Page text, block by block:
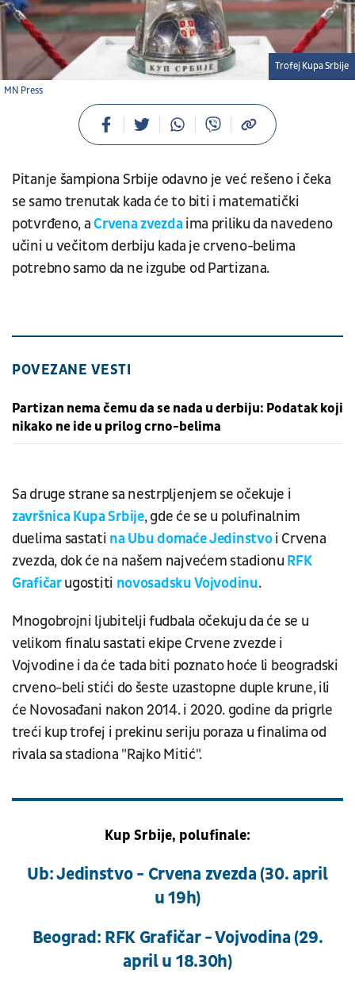
MN Press
Trofej Kupa Srbije
Pitanje šampiona Srbije odavno je već rešeno i čeka
se samo trenutak kada će to biti i matematički
potvrđeno, aCrvena zvezdaima priliku da navedeno
učini u večitom derbiju kada je crveno-belima
potrebno samo da ne izgube od Partizana.
POVEZANE VESTI
Partizan nema čemu da se nada u derbiju: Podatak koji
nikako ne ide u prilog crno-belima
Sa druge strane sa nestrpljenjem se očekuje i
završnica Kupa Srbije, gde će se u polufinalnim
duelima sastati na Ubu domaće Jedinstvoi Crvena
zvezda, dok će na našem najvećem stadionu RFK
Grafičarugostiti novosadsku Vojvodinu.
Mnogobrojni ljubitelji fudbala očekuju da će se u
velikom finalu sastati ekipe Crvene zvezde i
Vojvodine i da će tada biti poznato hoće li beogradski
crveno-beli stići do šeste uzastopne duple krune, ili
će Novosađani nakon 2014. i 2020. godine da prigrle
treći kup trofej i prekinu seriju poraza u finalima od
rivala sa stadiona "Rajko Mitić".
Kup Srbije, polufinale:
Ub: Jedinstvo - Crvena zvezda (30. april
u 19h)
Beograd: RFK Grafičar - Vojvodina (29.
april u 18.30h)